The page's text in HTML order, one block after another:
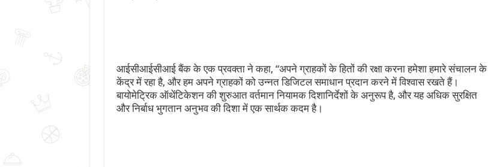
आईसीआईसीआई बैंक के एक प्रवक्ता ने कहा, “अपने ग्राहकों के हितों की रक्षा करना हमेशा हमारे संचालन के
केंद्र में रहा है, और हम अपने ग्राहकों को उन्नत डिजिटल समाधान प्रदान करने में विश्वास रखते हैं।
बायोमेट्रिक ऑथेंटिकेशन की शुरुआत वर्तमान नियामक दिशानिर्देशों के अनुरूप है, और यह अधिक सुरक्षित
और निर्बाध भुगतान अनुभव की दिशा में एक सार्थक कदम है।